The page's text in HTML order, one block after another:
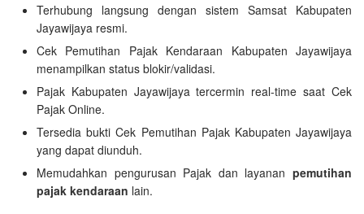
Terhubung langsung dengan sistem Samsat Kabupaten
Jayawijaya resmi.
Cek Pemutihan Pajak Kendaraan Kabupaten Jayawijaya
menampilkan status blokir/validasi.
Pajak Kabupaten Jayawijaya tercermin real-time saat Cek
Pajak Online.
Tersedia bukti Cek Pemutihan Pajak Kabupaten Jayawijaya
yang dapat diunduh.
Memudahkan pengurusan Pajak dan layanan pemutihan
pajak kendaraan lain.